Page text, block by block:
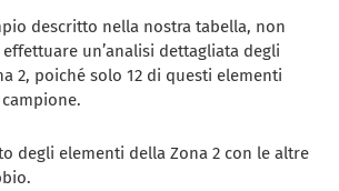
descritto nella nostra tabella, non
un’analisi dettagliata degli
2, poiché solo 12 di questi elementi
degli elementi della Zona 2 con le altre